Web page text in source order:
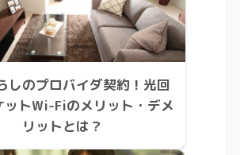
しのプロバイダ契約！光回
ットWi-Fiのメリット・デメ
リットとは？